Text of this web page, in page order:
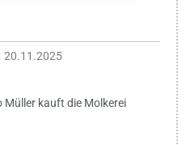
20.11.2025
Müller kauft die Molkerei